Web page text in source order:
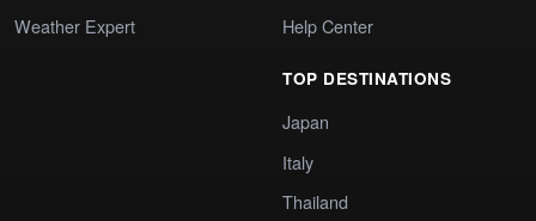
Weather Expert
Help Center
TOP DESTINATIONS
Japan
Italy
Thailand